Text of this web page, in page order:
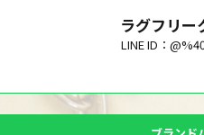
ラグフリー
LINE ID：